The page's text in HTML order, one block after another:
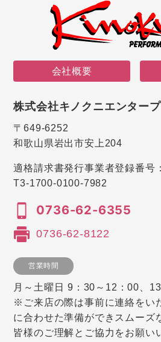
会社概要
株式会社キノクニエンター
〒649-6252
和歌山県岩出市安上204
適格請求書発行事業者登録番号：
T3-1700-0100-7982
0736-62-6355
0736-62-8122
営業時間
月～土曜日 9：30～12：00、
※ご来店の際は事前に連絡をい
に合わせた準備ができスムーズ
皆様のご理解とご協力をお願い